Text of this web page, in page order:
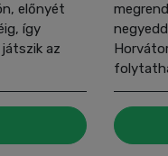
előnyét
így
az